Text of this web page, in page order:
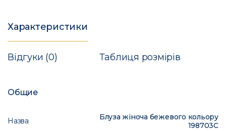
Характеристики
Відгуки (0) Таблиця розмірів
Общие
Назва
Блуза жіноча бежевого кольору
198703C